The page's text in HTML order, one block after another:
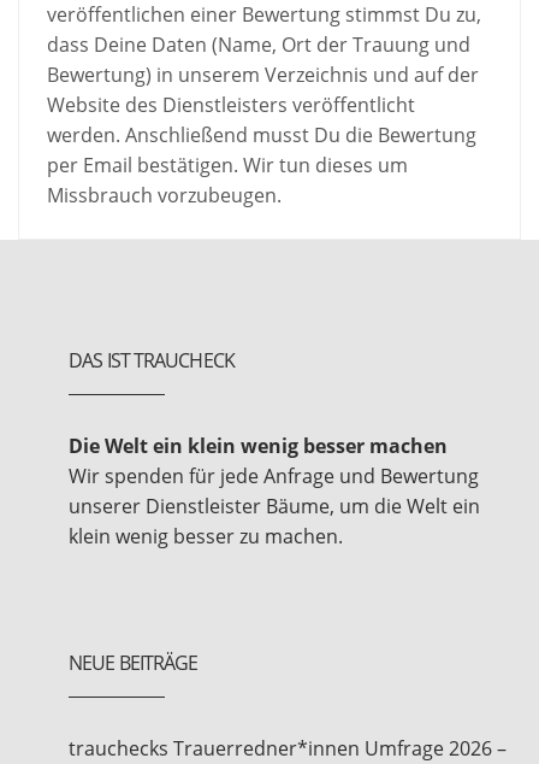
veröffentlichen einer Bewertung stimmst Du zu,
dass Deine Daten (Name, Ort der Trauung und
Bewertung) in unserem Verzeichnis und auf der
Website des Dienstleisters veröffentlicht
werden. Anschließend musst Du die Bewertung
per Email bestätigen. Wir tun dieses um
Missbrauch vorzubeugen.
DAS IST TRAUCHECK
Die Welt ein klein wenig besser machen
Wir spenden für jede Anfrage und Bewertung
unserer Dienstleister Bäume, um die Welt ein
klein wenig besser zu machen.
NEUE BEITRÄGE
trauchecks Trauerredner*innen Umfrage 2026 –